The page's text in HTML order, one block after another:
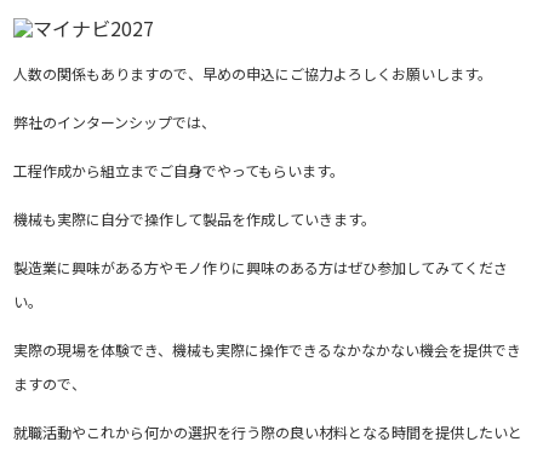
人数の関係もありますので、早めの申込にご協力よろしくお願いします。
弊社のインターンシップでは、
工程作成から組立までご自身でやってもらいます。
機械も実際に自分で操作して製品を作成していきます。
製造業に興味がある方やモノ作りに興味のある方はぜひ参加してみてくださ
い。
実際の現場を体験でき、機械も実際に操作できるなかなかない機会を提供でき
ますので、
就職活動やこれから何かの選択を行う際の良い材料となる時間を提供したいと